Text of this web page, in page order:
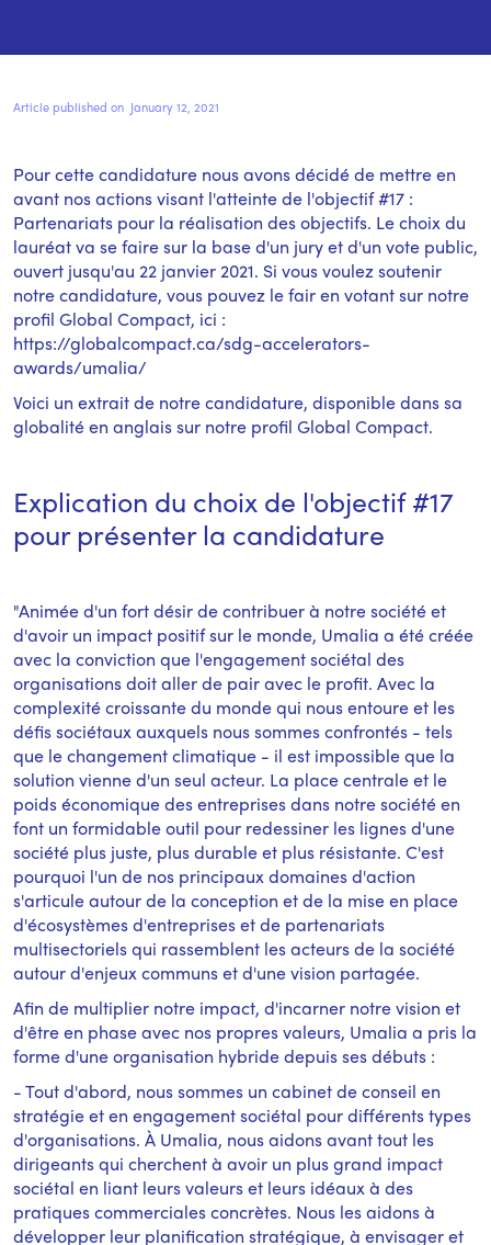
Article published on January 12, 2021
Pour cette candidature nous avons décidé de mettre en
avant nos actions visant l'atteinte de l'objectif #17 :
Partenariats pour la réalisation des objectifs. Le choix du
lauréat va se faire sur la base d'un jury et d'un vote public,
ouvert jusqu'au 22 janvier 2021. Si vous voulez soutenir
notre candidature, vous pouvez le fair en votant sur notre
profil Global Compact, ici :
https://globalcompact.ca/sdg-accelerators-
awards/umalia/
Voici un extrait de notre candidature, disponible dans sa
globalité en anglais sur notre profil Global Compact.
Explication du choix de l'objectif #17
pour présenter la candidature
"Animée d'un fort désir de contribuer à notre société et
d'avoir un impact positif sur le monde, Umalia a été créée
avec la conviction que l'engagement sociétal des
organisations doit aller de pair avec le profit. Avec la
complexité croissante du monde qui nous entoure et les
défis sociétaux auxquels nous sommes confrontés - tels
que le changement climatique - il est impossible que la
solution vienne d'un seul acteur. La place centrale et le
poids économique des entreprises dans notre société en
font un formidable outil pour redessiner les lignes d'une
société plus juste, plus durable et plus résistante. C'est
pourquoi l'un de nos principaux domaines d'action
s'articule autour de la conception et de la mise en place
d'écosystèmes d'entreprises et de partenariats
multisectoriels qui rassemblent les acteurs de la société
autour d'enjeux communs et d'une vision partagée.
Afin de multiplier notre impact, d'incarner notre vision et
d'être en phase avec nos propres valeurs, Umalia a pris la
forme d'une organisation hybride depuis ses débuts :
- Tout d'abord, nous sommes un cabinet de conseil en
stratégie et en engagement sociétal pour différents types
d'organisations. À Umalia, nous aidons avant tout les
dirigeants qui cherchent à avoir un plus grand impact
sociétal en liant leurs valeurs et leurs idéaux à des
pratiques commerciales concrètes. Nous les aidons à
développer leur planification stratégique, à envisager et